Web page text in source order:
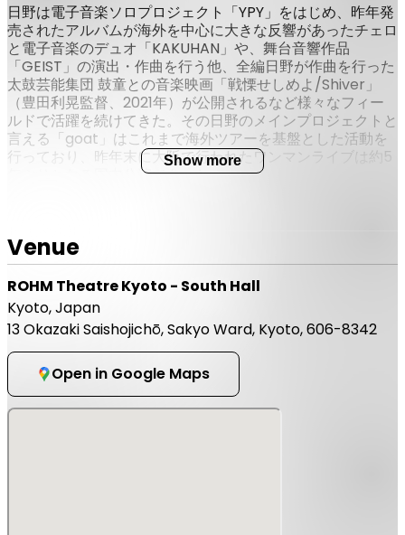
日野は電子音楽ソロプロジェクト「YPY」をはじめ、昨年発
売されたアルバムが海外を中心に大きな反響があったチェロ
と電子音楽のデュオ「KAKUHAN」や、舞台音響作品
「GEIST」の演出・作曲を行う他、全編日野が作曲を行った
太鼓芸能集団 鼓童との音楽映画「戦慄せしめよ/Shiver」
（豊田利晃監督、2021年）が公開されるなど様々なフィー
ルドで活躍を続けてきた。その日野のメインプロジェクトと
言える「goat」はこれまで海外ツアーを基盤とした活動を
行っており、昨年末に大阪で行われたワンマンライブは約5
年ぶりとなる国内公演であった。
goatはオリジナルメンバーの日野、田上敦巳、安藤暁彦に
加え、MANISDRON/The Noupのドラマー岡田高史と、元
鼓童の篠笛・パーカッション奏者である立石雷という5人編
成で活動中である。約8年ぶりとなる新作アルバムの発表も
控えており、ライブでは新アルバムに収録される新たな楽曲
に加え、5人編成の新アレンジとなる既存曲も披露する。
貴重なライブである上、goatとしては初となる今回の国内
ツアーは各所必見。京都公演はgoat主催の企画となり、ロ
Show more
Venue
ROHM Theatre Kyoto - South Hall
Kyoto, Japan
13 Okazaki Saishojichō, Sakyo Ward, Kyoto, 606-8342
Open in Google Maps